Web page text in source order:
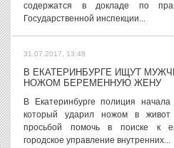
содержатся в докладе по
Государственной инспекции...
31.07.2017, 13:48
В ЕКАТЕРИНБУРГЕ ИЩУТ
НОЖОМ БЕРЕМЕННУЮ ЖЕНУ
В Екатеринбурге полиция
который ударил ножом в
просьбой помочь в поиске к
городское управление внутренних...